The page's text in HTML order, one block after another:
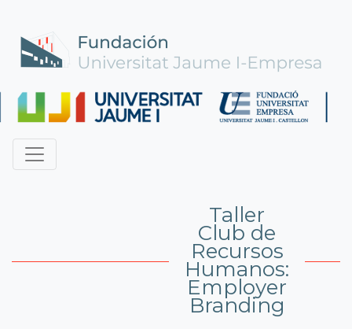
Taller
Club de
Recursos
Humanos:
Employer
Branding